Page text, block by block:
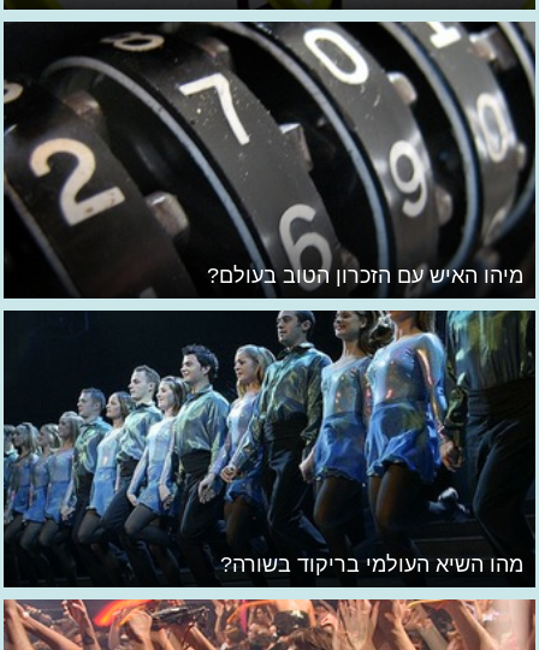
מיהו האיש עם הזכרון הטוב בעולם?
מהו השיא העולמי בריקוד בשורה?